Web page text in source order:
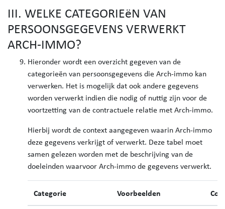
III. WELKE CATEGORIEëN VAN
PERSOONSGEGEVENS VERWERKT
ARCH-IMMO?
Hieronder wordt een overzicht gegeven van de
categorieën van persoonsgegevens die Arch-immo kan
verwerken. Het is mogelijk dat ook andere gegevens
worden verwerkt indien die nodig of nuttig zijn voor de
voortzetting van de contractuele relatie met Arch-immo.
Hierbij wordt de context aangegeven waarin Arch-immo
deze gegevens verkrijgt of verwerkt. Deze tabel moet
samen gelezen worden met de beschrijving van de
doeleinden waarvoor Arch-immo de gegevens verwerkt.
Categorie Voorbeelden